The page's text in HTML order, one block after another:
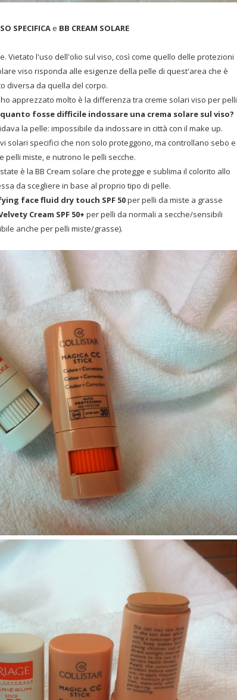
SPECIFICA e BB CREAM SOLARE
Vietato l'uso dell'olio sul viso, così come quello delle protezioni
viso risponda alle esigenze della pelle di quest'area che è
diversa da quella del corpo.
apprezzato molto è la differenza tra creme solari viso per pelli
fosse difficile indossare una crema solare sul viso?
la pelle: impossibile da indossare in città con il make up.
solari specifici che non solo proteggono, ma controllano sebo e
pelli miste, e nutrono le pelli secche.
è la BB Cream solare che protegge e sublima il colorito allo
da scegliere in base al proprio tipo di pelle.
face fluid dry touch SPF 50per pelli da miste a grasse
Cream SPF 50+per pelli da normali a secche/sensibili
anche per pelli miste/grasse).